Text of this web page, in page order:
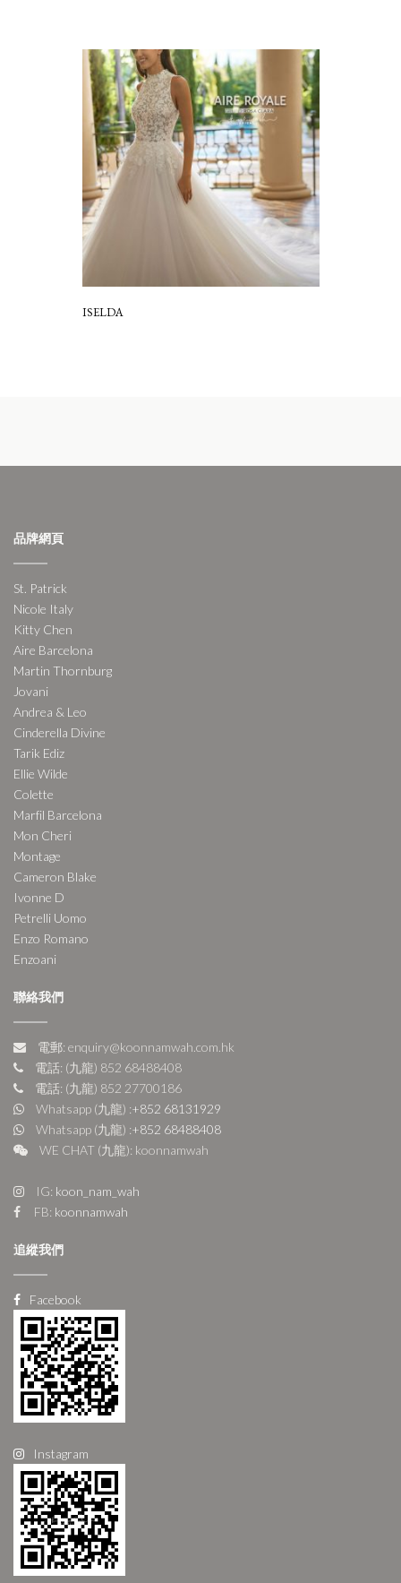
ISELDA
品牌網頁
St. Patrick
Nicole Italy
Kitty Chen
Aire Barcelona
Martin Thornburg
Jovani
Andrea & Leo
Cinderella Divine
Tarik Ediz
Ellie Wilde
Colette
Marfil Barcelona
Mon Cheri
Montage
Cameron Blake
Ivonne D
Petrelli Uomo
Enzo Romano
Enzoani
聯絡我們
電郵: enquiry@koonnamwah.com.hk
電話: (九龍) 852 68488408
電話: (九龍) 852 27700186
Whatsapp (九龍) :+852 68131929
Whatsapp (九龍) :+852 68488408
WE CHAT (九龍): koonnamwah
IG: koon_nam_wah
FB: koonnamwah
追縱我們
Facebook
Instagram